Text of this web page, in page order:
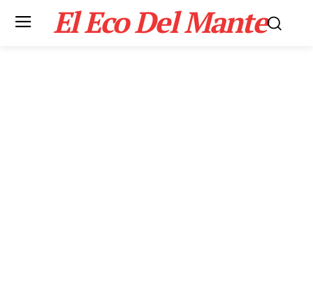
El Eco Del Mante